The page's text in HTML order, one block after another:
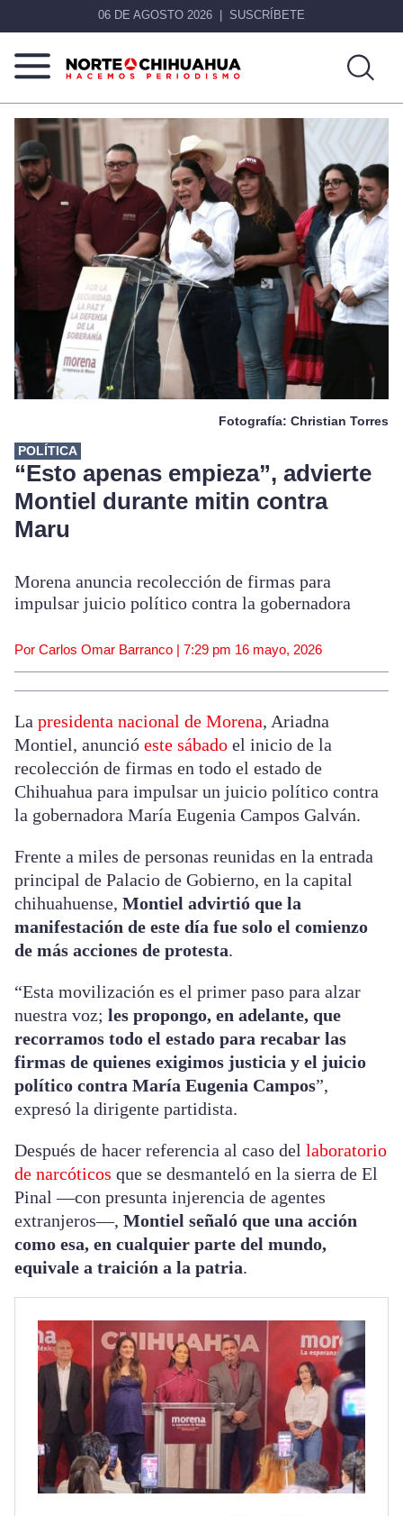
06 DE AGOSTO 2026 SUSCRÍBETE
Norte
De
Chihuahua
Más
que
noticias,
hacemos periodismo
Fotografía: Christian Torres
POLÍTICA
“Esto apenas empieza”, advierte
Montiel durante mitin contra
Maru
Morena anuncia recolección de firmas para
impulsar juicio político contra la gobernadora
Por Carlos Omar Barranco | 7:29 pm 16 mayo, 2026
La presidenta nacional de Morena, Ariadna
Montiel, anunció este sábado el inicio de la
recolección de firmas en todo el estado de
Chihuahua para impulsar un juicio político contra
la gobernadora María Eugenia Campos Galván.
Frente a miles de personas reunidas en la entrada
principal de Palacio de Gobierno, en la capital
chihuahuense, Montiel advirtió que la
manifestación de este día fue solo el comienzo
de más acciones de protesta.
“Esta movilización es el primer paso para alzar
nuestra voz; les propongo, en adelante, que
recorramos todo el estado para recabar las
firmas de quienes exigimos justicia y el juicio
político contra María Eugenia Campos”,
expresó la dirigente partidista.
Después de hacer referencia al caso del laboratorio
de narcóticos que se desmanteló en la sierra de El
Pinal —con presunta injerencia de agentes
extranjeros—, Montiel señaló que una acción
como esa, en cualquier parte del mundo,
equivale a traición a la patria.